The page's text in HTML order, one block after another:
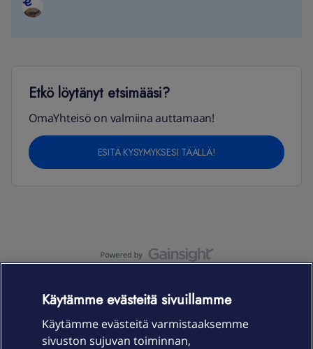
Etkö löytänyt etsimääsi?
OmaYhteisö on valmiina auttamaan!
ESITÄ KYSYMYKSESI TÄÄLLÄ!
Käytämme evästeitä sivuillamme
Käytämme evästeitä varmistaaksemme
sivuston sujuvan toiminnan,